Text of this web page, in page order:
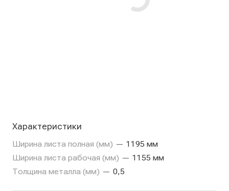
Характеристики
Ширина листа полная (мм) — 1195 мм
Ширина листа рабочая (мм) — 1155 мм
Толщина металла (мм) — 0,5